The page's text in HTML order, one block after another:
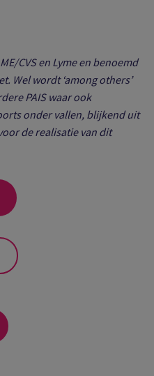
CVS en Lyme en benoemd
Wel wordt ‘among others’
PAIS waar ook
onder vallen, blijkend uit
de realisatie van dit